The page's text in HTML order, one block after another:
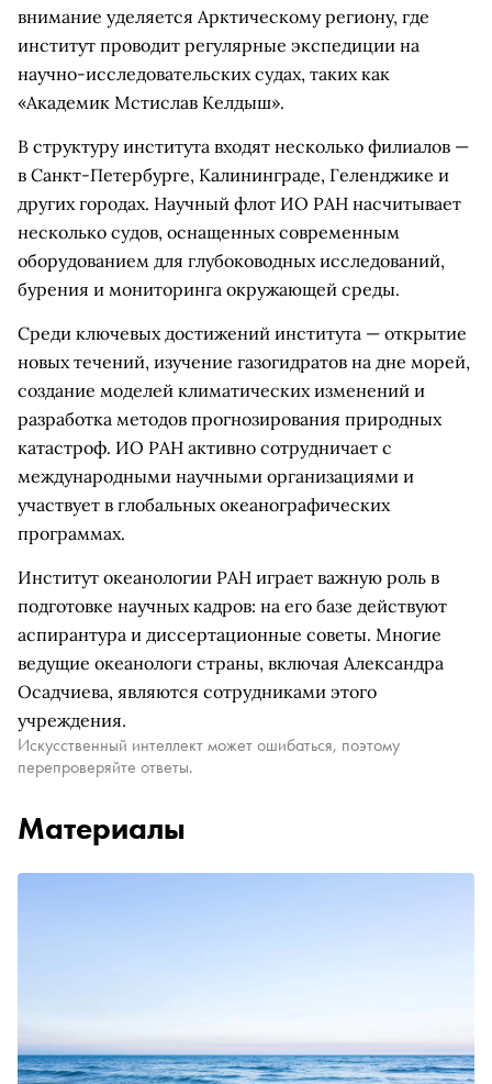
внимание уделяется Арктическому региону, где
институт проводит регулярные экспедиции на
научно-исследовательских судах, таких как
«Академик Мстислав Келдыш».
В структуру института входят несколько филиалов —
в Санкт-Петербурге, Калининграде, Геленджике и
других городах. Научный флот ИО РАН насчитывает
несколько судов, оснащенных современным
оборудованием для глубоководных исследований,
бурения и мониторинга окружающей среды.
Среди ключевых достижений института — открытие
новых течений, изучение газогидратов на дне морей,
создание моделей климатических изменений и
разработка методов прогнозирования природных
катастроф. ИО РАН активно сотрудничает с
международными научными организациями и
участвует в глобальных океанографических
программах.
Институт океанологии РАН играет важную роль в
подготовке научных кадров: на его базе действуют
аспирантура и диссертационные советы. Многие
ведущие океанологи страны, включая Александра
Осадчиева, являются сотрудниками этого
учреждения.
Искусственный интеллект может ошибаться, поэтому
перепроверяйте ответы.
Материалы